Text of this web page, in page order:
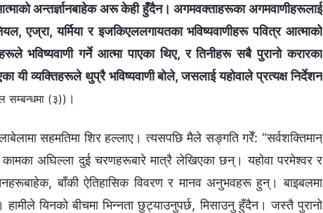
अन्तर्ज्ञानबाहेक अरू केही हुँदैन। अगमवक्ताहरूका अगमवाणीहरूलाई
एज्रा, यर्मिया र इजकिएललगायतका भविष्यवाणीहरू पवित्र आत्माको
भविष्यवाणी गर्ने आत्मा पाएका थिए, र तिनीहरू सबै पुरानो करारका
यी व्यक्तिहरूले थुप्रै भविष्यवाणी बोले, जसलाई यहोवाले प्रत्यक्ष निर्देशन
सम्बन्धमा (३)) ।
सहमतिमा शिर हल्‍लाए। त्यसपछि मैले सङ्गति गरेँ: “सर्वशक्तिमान्‌
अघिल्‍ला दुई चरणहरूबारे मात्रै लेखिएका छन्। यहोवा परमेश्‍वर र
बाँकी ऐतिहासिक विवरण र मानव अनुभवहरू हुन्। बाइबलमा
यिनको बीचमा भिन्‍नता छुट्याउनुपर्छ, मिसाउनु हुँदैन। जस्तै पुरानो